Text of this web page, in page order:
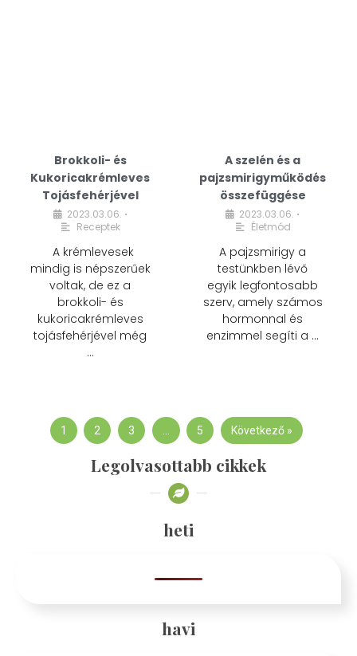
Brokkoli- és
Kukoricakrémleves
Tojásfehérjével
2023.03.06. •
Receptek
A krémlevesek
mindig is népszerűek
voltak, de ez a
brokkoli- és
kukoricakrémleves
tojásfehérjével még
…
A szelén és a
pajzsmirigyműködés
összefüggése
2023.03.06. •
Életmód
A pajzsmirigy a
testünkben lévő
egyik legfontosabb
szerv, amely számos
hormonnal és
enzimmel segíti a …
1 2 3 … 5 Következő »
Legolvasottabb cikkek
heti
havi